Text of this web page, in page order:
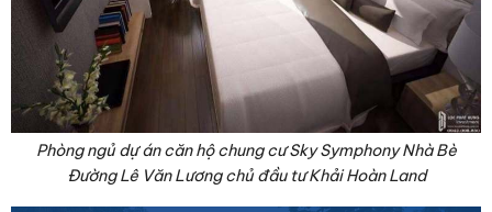
Phòng ngủ dự án căn hộ chung cư Sky Symphony Nhà Bè
Đường Lê Văn Lương chủ đầu tư Khải Hoàn Land